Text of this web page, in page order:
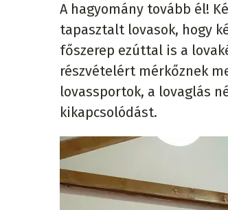
A hagyomány tovább él!
tapasztalt lovasok, hogy
főszerep ezúttal is a
részvételért mérkőznek
lovassportok, a lovaglás
kikapcsolódást.